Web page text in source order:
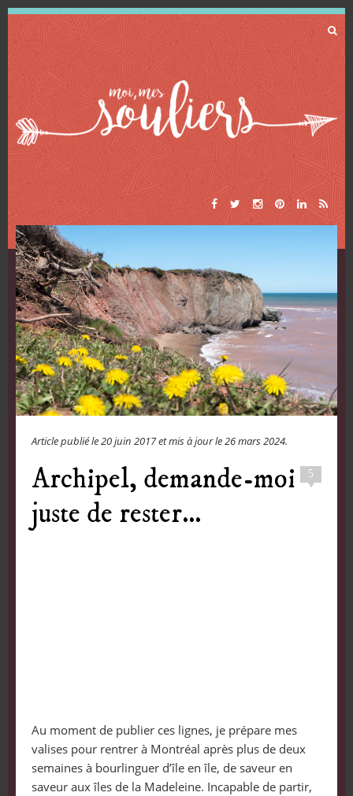
Article publié le20 juin 2017et mis à jour le26 mars 2024.
5
Archipel, demande-moi
juste de rester…
Au moment de publier ces lignes, je prépare mes
valises pour rentrer à Montréal après plus de deux
semaines à bourlinguer d’île en île, de saveur en
saveur aux îles de la Madeleine. Incapable de partir,